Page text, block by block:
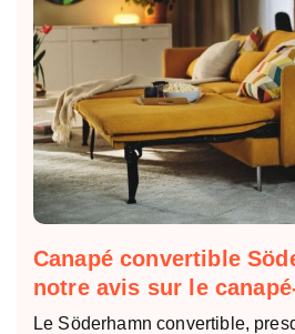
Canapé convertible
notre avis sur le
Le Söderhamn convertible,